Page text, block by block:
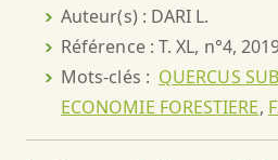
Auteur(s) : DARI L.
Référence : T. XL, n°4,
Mots-clés : QUERCUS
ECONOMIE FORESTIERE,